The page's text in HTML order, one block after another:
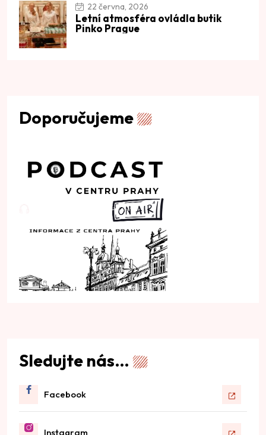
22 června, 2026
Letní atmosféra ovládla butik
Pinko Prague
Doporučujeme
Sledujte nás…
Facebook
Instagram